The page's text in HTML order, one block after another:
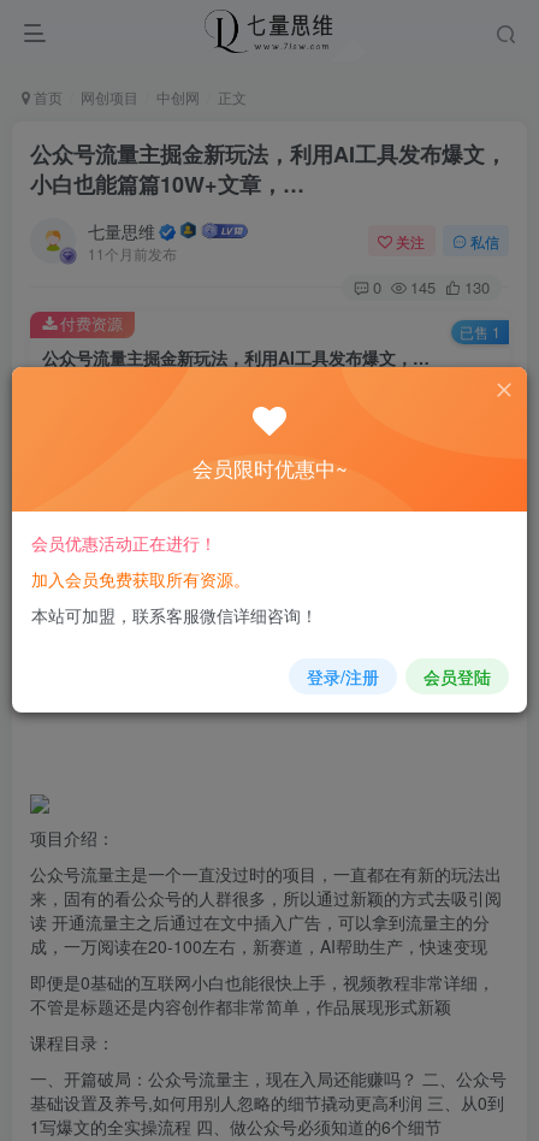
首页 网创项目 中创网 正文
公众号流量主掘金新玩法，利用AI工具发布爆文，
小白也能篇篇10W+文章，…
七量思维
11个月前发布
关注 私信
0 145 130
公众号流量主掘金新玩法，利用AI工具发布爆文，小白也能篇篇10W+文章，…
8.8
免费
您当前未登录！建议登陆后购买，可保存购买订单
付费资源 已售 1
项目介绍：
公众号流量主是一个一直没过时的项目，一直都在有新的玩法出
来，固有的看公众号的人群很多，所以通过新颖的方式去吸引阅
读 开通流量主之后通过在文中插入广告，可以拿到流量主的分
成，一万阅读在20-100左右，新赛道，AI帮助生产，快速变现
即便是0基础的互联网小白也能很快上手，视频教程非常详细，
不管是标题还是内容创作都非常简单，作品展现形式新颖
课程目录：
一、开篇破局：公众号流量主，现在入局还能赚吗？ 二、公众号
基础设置及养号,如何用别人忽略的细节撬动更高利润 三、从0到
1写爆文的全实操流程 四、做公众号必须知道的6个细节
会员限时优惠中~
会员优惠活动正在进行！
加入会员免费获取所有资源。
本站可加盟，联系客服微信详细咨询！
登录/注册 会员登陆